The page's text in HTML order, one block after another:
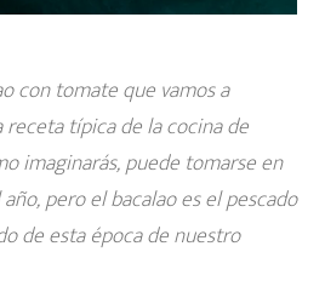
con tomate que vamos a
típica de la cocina de
imaginarás, puede tomarse en
pero el bacalao es el pescado
de esta época de nuestro